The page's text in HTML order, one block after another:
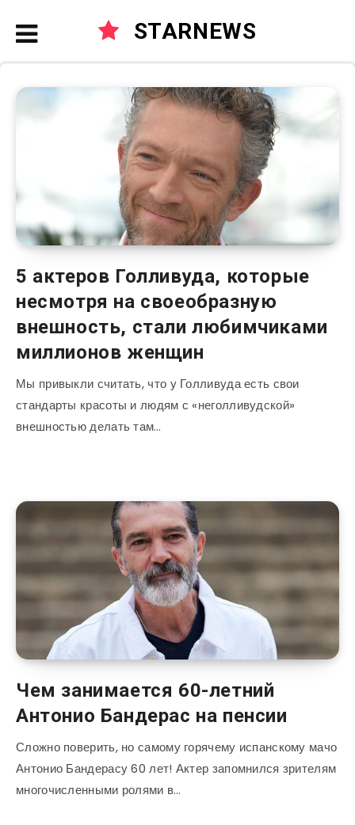
STARNEWS
5 актеров Голливуда, которые
несмотря на своеобразную
внешность, стали любимчиками
миллионов женщин
Мы привыкли считать, что у Голливуда есть свои
стандарты красоты и людям с «неголливудской»
внешностью делать там…
Чем занимается 60-летний
Антонио Бандерас на пенсии
Сложно поверить, но самому горячему испанскому мачо
Антонио Бандерасу 60 лет! Актер запомнился зрителям
многочисленными ролями в…